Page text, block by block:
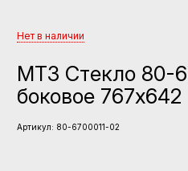
Нет в наличии
МТЗ Стекло 80-
боковое 767х642
Артикул: 80-6700011-02